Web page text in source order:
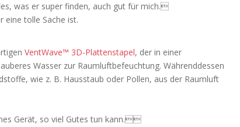
was er super finden, auch gut für mich.
eine tolle Sache ist.
VentWave™ 3D-Plattenstapel, der in einer
Wasser zur Raumluftbefeuchtung. Währenddessen
wie z. B. Hausstaub oder Pollen, aus der Raumluft
Gerät, so viel Gutes tun kann.